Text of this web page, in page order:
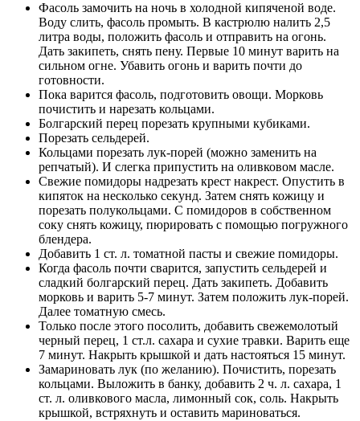
Фасоль замочить на ночь в холодной кипяченой воде.
Воду слить, фасоль промыть. В кастрюлю налить 2,5
литра воды, положить фасоль и отправить на огонь.
Дать закипеть, снять пену. Первые 10 минут варить на
сильном огне. Убавить огонь и варить почти до
готовности.
Пока варится фасоль, подготовить овощи. Морковь
почистить и нарезать кольцами.
Болгарский перец порезать крупными кубиками.
Порезать сельдерей.
Кольцами порезать лук-порей (можно заменить на
репчатый). И слегка припустить на оливковом масле.
Свежие помидоры надрезать крест накрест. Опустить в
кипяток на несколько секунд. Затем снять кожицу и
порезать полукольцами. С помидоров в собственном
соку снять кожицу, пюрировать с помощью погружного
блендера.
Добавить 1 ст. л. томатной пасты и свежие помидоры.
Когда фасоль почти сварится, запустить сельдерей и
сладкий болгарский перец. Дать закипеть. Добавить
морковь и варить 5-7 минут. Затем положить лук-порей.
Далее томатную смесь.
Только после этого посолить, добавить свежемолотый
черный перец, 1 ст.л. сахара и сухие травки. Варить еще
7 минут. Накрыть крышкой и дать настояться 15 минут.
Замариновать лук (по желанию). Почистить, порезать
кольцами. Выложить в банку, добавить 2 ч. л. сахара, 1
ст. л. оливкового масла, лимонный сок, соль. Накрыть
крышкой, встряхнуть и оставить мариноваться.